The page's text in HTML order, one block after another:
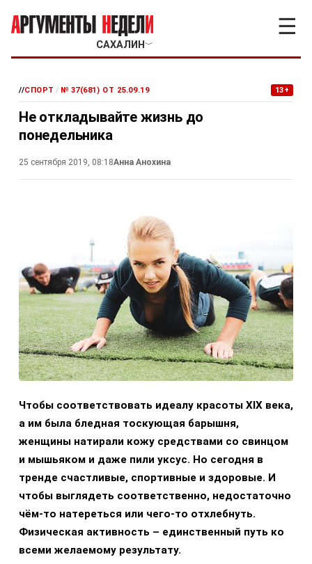
САХАЛИН ﹀
☰
//СПОРТ / № 37(681) ОТ 25.09.19 13+
Не откладывайте жизнь до
понедельника
25 сентября 2019, 08:18Анна Анохина
Чтобы соответствовать идеалу красоты XIX века,
а им была бледная тоскующая барышня,
женщины натирали кожу средствами со свинцом
и мышьяком и даже пили уксус. Но сегодня в
тренде счастливые, спортивные и здоровые. И
чтобы выглядеть соответственно, недостаточно
чём-то натереться или чего-то отхлебнуть.
Физическая активность – единственный путь ко
всеми желаемому результату.